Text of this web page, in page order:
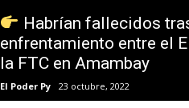
Habrían fallecidos
enfrentamiento entre el
la FTC en Amambay
El Poder Py 23 octubre, 2022